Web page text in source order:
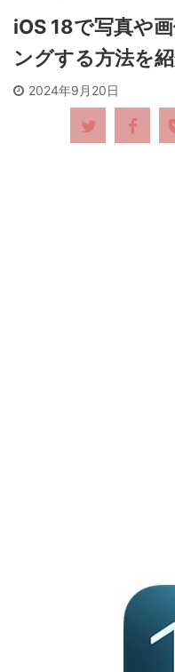
iOS 18で写真や
ングする方法を
2024年9月20日